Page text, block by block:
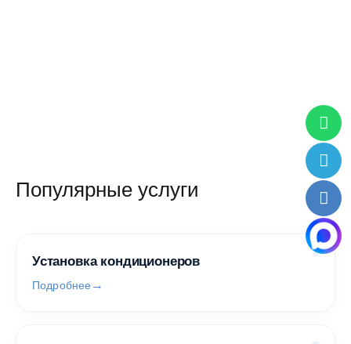
Популярные услуги
Установка кондиционеров
Подробнее